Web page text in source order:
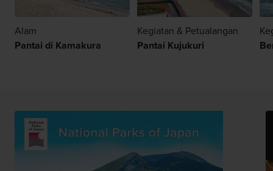
Alam
Pantai di Kamakura
Kegiatan & Petualangan
Pantai Kujukuri